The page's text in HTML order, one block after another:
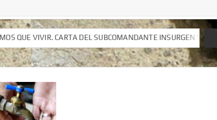
INSURGENTE MOISÉS A LUIS DE TAVIRA
INSURGENTE MOISÉS A LUIS DE TAVIRA